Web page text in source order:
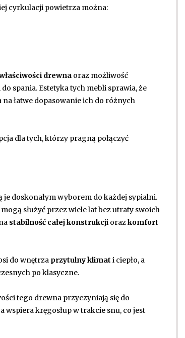
cyrkulacji powietrza można:
drewna oraz możliwość
spania. Estetyka tych mebli sprawia, że
łatwe dopasowanie ich do różnych
dla tych, którzy pragną połączyć
doskonałym wyborem do każdej sypialni.
mogą służyć przez wiele lat bez utraty swoich
stabilność całej konstrukcji orazkomfort
do wnętrza przytulny klimat i ciepło, a
po klasyczne.
tego drewna przyczyniają się do
wspiera kręgosłup w trakcie snu, co jest